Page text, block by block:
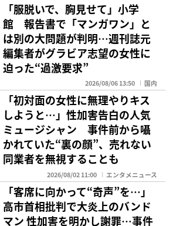
「服脱いで、胸見せて」小学
館 報告書で「マンガワン」と
は別の大問題が判明…週刊誌元
編集者がグラビア志望の女性に
迫った“過激要求”
2026/08/06 13:50 国内
「初対面の女性に無理やりキス
しようと…」性加害告白の人気
ミュージシャン 事件前から囁
かれていた“裏の顔”、売れない
同業者を無視することも
2026/08/02 11:00 エンタメニュース
「客席に向かって“奇声”を…」
高市首相批判で大炎上のバンド
マン 性加害を明かし謝罪…事件